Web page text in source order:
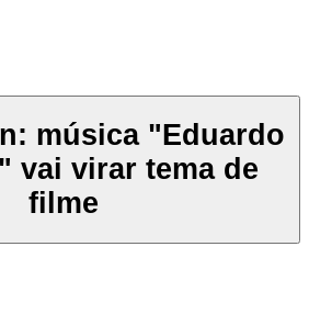
música "Eduardo
vai virar tema de
filme